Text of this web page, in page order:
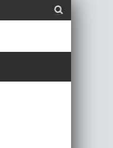
_